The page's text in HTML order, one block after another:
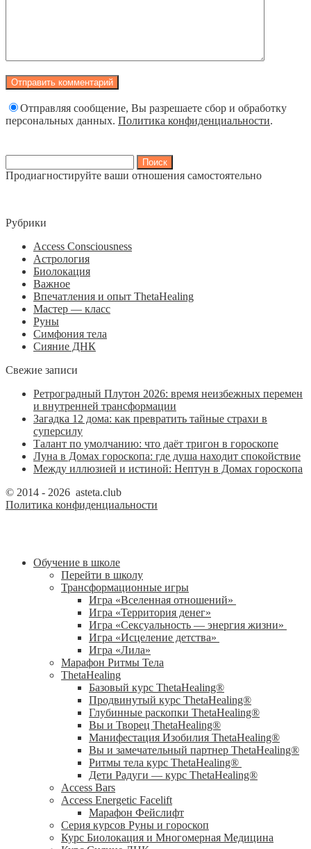
Отправляя сообщение, Вы разрешаете сбор и обработку
персональных данных. Политика конфиденциальности.
Продиагностируйте ваши отношения самостоятельно
Рубрики
Access Consciousness
Астрология
Биолокация
Важное
Впечатления и опыт ThetaHealing
Мастер — класс
Руны
Симфония тела
Сияние ДНК
Свежие записи
Ретроградный Плутон 2026: время неизбежных перемен
и внутренней трансформации
Загадка 12 дома: как превратить тайные страхи в
суперсилу
Талант по умолчанию: что даёт тригон в гороскопе
Луна в Домах гороскопа: где душа находит спокойствие
Между иллюзией и истиной: Нептун в Домах гороскопа
© 2014 - 2026 asteta.club
Политика конфиденциальности
Обучение в школе
Перейти в школу
Трансформационные игры
Игра «Вселенная отношений»
Игра «Территория денег»
Игра «Сексуальность — энергия жизни»
Игра «Исцеление детства»
Игра «Лила»
Марафон Ритмы Тела
ThetaHealing
Базовый курс ThetaHealing®
Продвинутый курс ThetaHealing®
Глубинные раскопки ThetaHealing®
Вы и Творец ThetaHealing®
Манифестация Изобилия ThetaHealing®
Вы и замечательный партнер ThetaHealing®
Ритмы тела курс ThetaHealing®
Дети Радуги — курс ThetaHealing®
Access Bars
Access Energetic Facelift
Марафон Фейслифт
Серия курсов Руны и гороскоп
Курс Биолокация и Многомерная Медицина